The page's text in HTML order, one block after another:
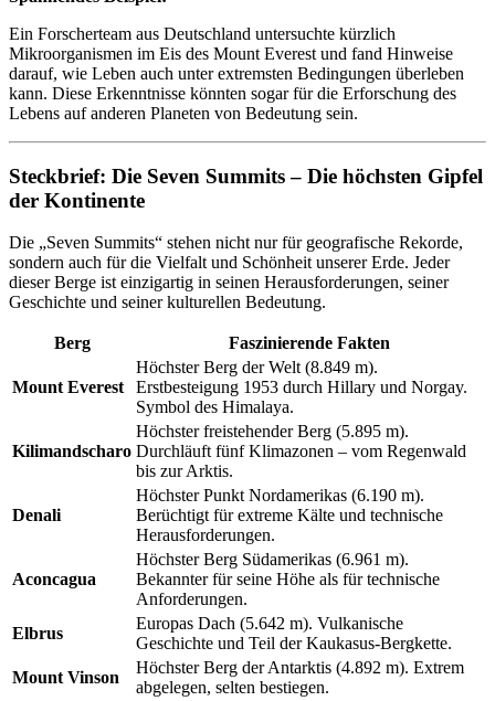
Ein Forscherteam aus Deutschland untersuchte kürzlich
Mikroorganismen im Eis des Mount Everest und fand Hinweise
darauf, wie Leben auch unter extremsten Bedingungen überleben
kann. Diese Erkenntnisse könnten sogar für die Erforschung des
Lebens auf anderen Planeten von Bedeutung sein.
Steckbrief: Die Seven Summits – Die höchsten Gipfel
der Kontinente
Die „Seven Summits“ stehen nicht nur für geografische Rekorde,
sondern auch für die Vielfalt und Schönheit unserer Erde. Jeder
dieser Berge ist einzigartig in seinen Herausforderungen, seiner
Geschichte und seiner kulturellen Bedeutung.
Berg Faszinierende Fakten
Mount Everest
Höchster Berg der Welt (8.849 m).
Erstbesteigung 1953 durch Hillary und Norgay.
Symbol des Himalaya.
Kilimandscharo
Höchster freistehender Berg (5.895 m).
Durchläuft fünf Klimazonen – vom Regenwald
bis zur Arktis.
Denali
Höchster Punkt Nordamerikas (6.190 m).
Berüchtigt für extreme Kälte und technische
Herausforderungen.
Aconcagua
Höchster Berg Südamerikas (6.961 m).
Bekannter für seine Höhe als für technische
Anforderungen.
Elbrus
Europas Dach (5.642 m). Vulkanische
Geschichte und Teil der Kaukasus-Bergkette.
Mount Vinson
Höchster Berg der Antarktis (4.892 m). Extrem
abgelegen, selten bestiegen.